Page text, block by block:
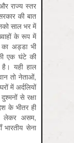
राज्य स्तर
की बात
साल भर में
के रूप में
का अड्डा भी
एक घंटे की
है। यही हाल
तो नेताओं,
में अर्दलियों
से रक्षा
के भीतर ही
लेकर असम,
सेना